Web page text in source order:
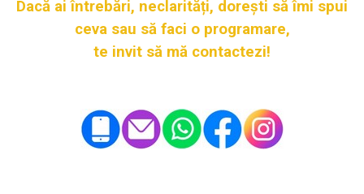
Dacă ai întrebări, neclarități, dorești să îmi spui
ceva sau să faci o programare,
te invit să mă contactezi!